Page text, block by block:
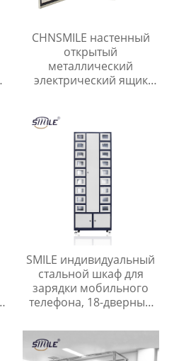
CHNSMILE настенный
открытый
металлический
электрический ящик
SMILE индивидуальный
стальной шкаф для
зарядки мобильного
телефона, 18-дверный
телефона